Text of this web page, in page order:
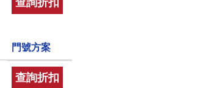
門號方案
查詢折扣